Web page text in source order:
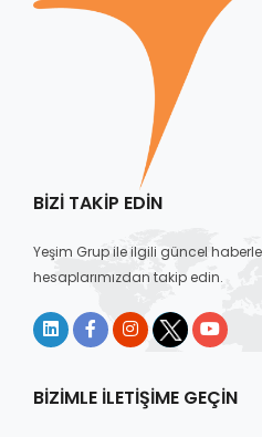
BIZI TAKIP EDIN
Yeşim Grup ile ilgili güncel
hesaplarımızdan takip edin.
BIZIMLE İLETIŞIME GEÇIN